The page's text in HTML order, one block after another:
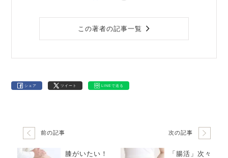
この著者の記事一覧
シェア ツイート LINEで送る
前の記事
膝がいたい！
次の記事
「腸活」次々